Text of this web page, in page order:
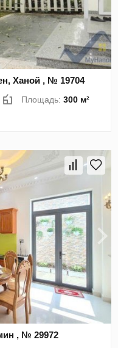
Ханой , № 19704
Площадь:300 м²
, № 29972